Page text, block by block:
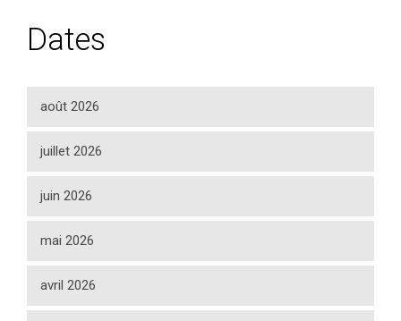
Dates
août 2026
juillet 2026
juin 2026
mai 2026
avril 2026